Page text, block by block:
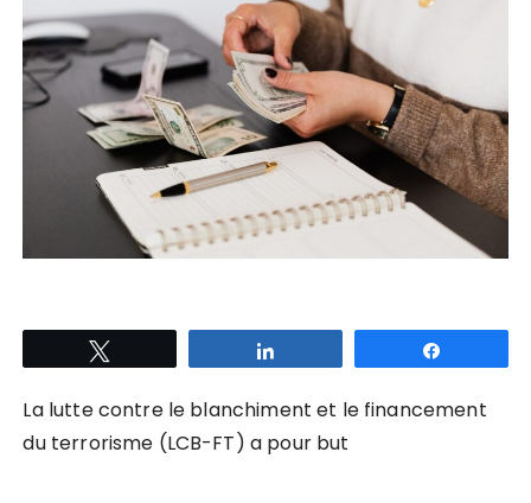
La lutte contre le blanchiment et le financement
du terrorisme (LCB-FT) a pour but